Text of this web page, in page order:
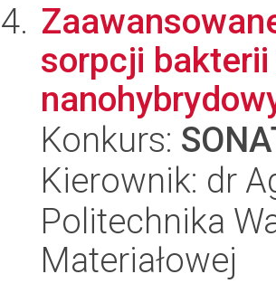
sorpcji
Konkurs:
Kierownik: dr
Politechnika
Materiałowej